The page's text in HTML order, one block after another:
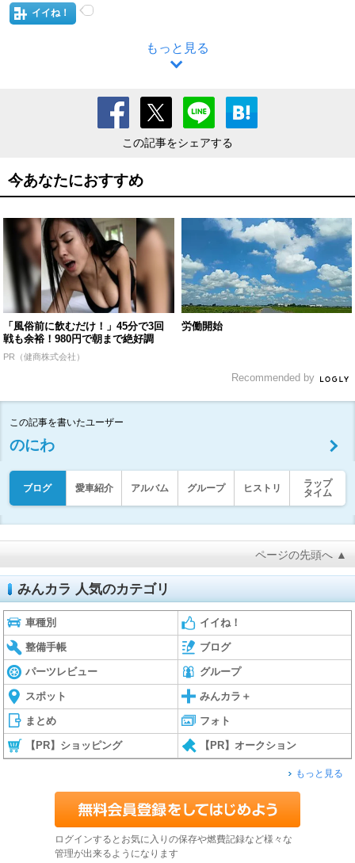
イイね！
もっと見る
この記事をシェアする
今あなたにおすすめ
「風俗前に飲むだけ！」45分で3回
戦も余裕！980円で朝まで絶好調
PR（健商株式会社）
労働開始
Recommended by
この記事を書いたユーザー
のにわ
ブログ 愛車紹介 アルバム グループ ヒストリ
ラップ
タイム
ページの先頭へ ▲
みんカラ 人気のカテゴリ
車種別 イイね！
整備手帳 ブログ
パーツレビュー グループ
スポット みんカラ＋
まとめ フォト
【PR】ショッピング 【PR】オークション
もっと見る
ログインするとお気に入りの保存や燃費記録など様々な
管理が出来るようになります